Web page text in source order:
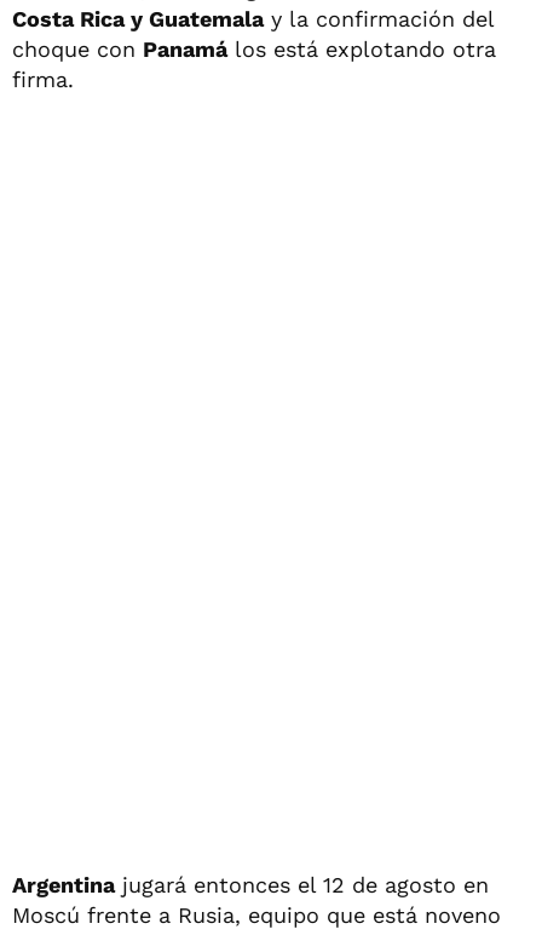
Costa Rica y Guatemalay la confirmación del
choque con Panamálos está explotando otra
firma.
Argentinajugará entonces el 12 de agosto en
Moscú frente a Rusia, equipo que está noveno